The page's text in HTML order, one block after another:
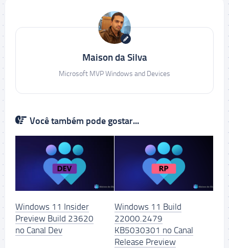
Maison da Silva
Microsoft MVP Windows and Devices
Você também pode gostar...
Windows 11 Insider
Preview Build 23620
no Canal Dev
Windows 11 Build
22000.2479
KB5030301 no Canal
Release Preview